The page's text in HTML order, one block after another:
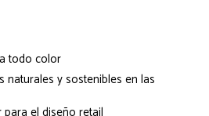
todo color
naturales y sostenibles en las